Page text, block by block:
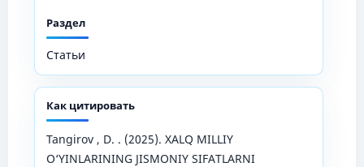
Раздел
Статьи
Как цитировать
Tangirov , D. . (2025). XALQ MILLIY
O‘YINLARINING JISMONIY SIFATLARNI